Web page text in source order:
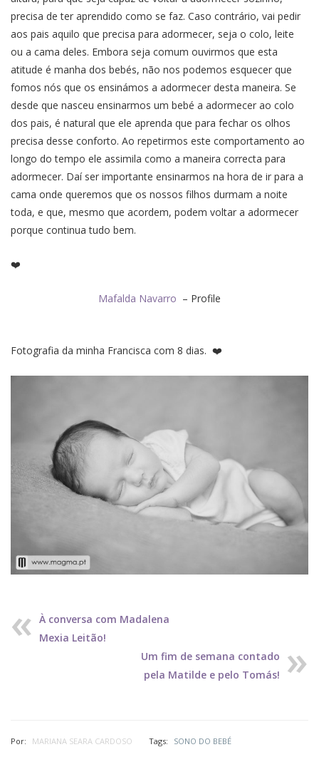
precisa de ter aprendido como se faz. Caso contrário, vai pedir
aos pais aquilo que precisa para adormecer, seja o colo, leite
ou a cama deles. Embora seja comum ouvirmos que esta
atitude é manha dos bebés, não nos podemos esquecer que
fomos nós que os ensinámos a adormecer desta maneira. Se
desde que nasceu ensinarmos um bebé a adormecer ao colo
dos pais, é natural que ele aprenda que para fechar os olhos
precisa desse conforto. Ao repetirmos este comportamento ao
longo do tempo ele assimila como a maneira correcta para
adormecer. Daí ser importante ensinarmos na hora de ir para a
cama onde queremos que os nossos filhos durmam a noite
toda, e que, mesmo que acordem, podem voltar a adormecer
porque continua tudo bem.
❤️
Mafalda Navarro – Profile
Fotografia da minha Francisca com 8 dias. ❤️
À conversa com Madalena
Mexia Leitão!
Um fim de semana contado
pela Matilde e pelo Tomás!
Por: MARIANA SEARA CARDOSO Tags: SONO DO BEBÉ